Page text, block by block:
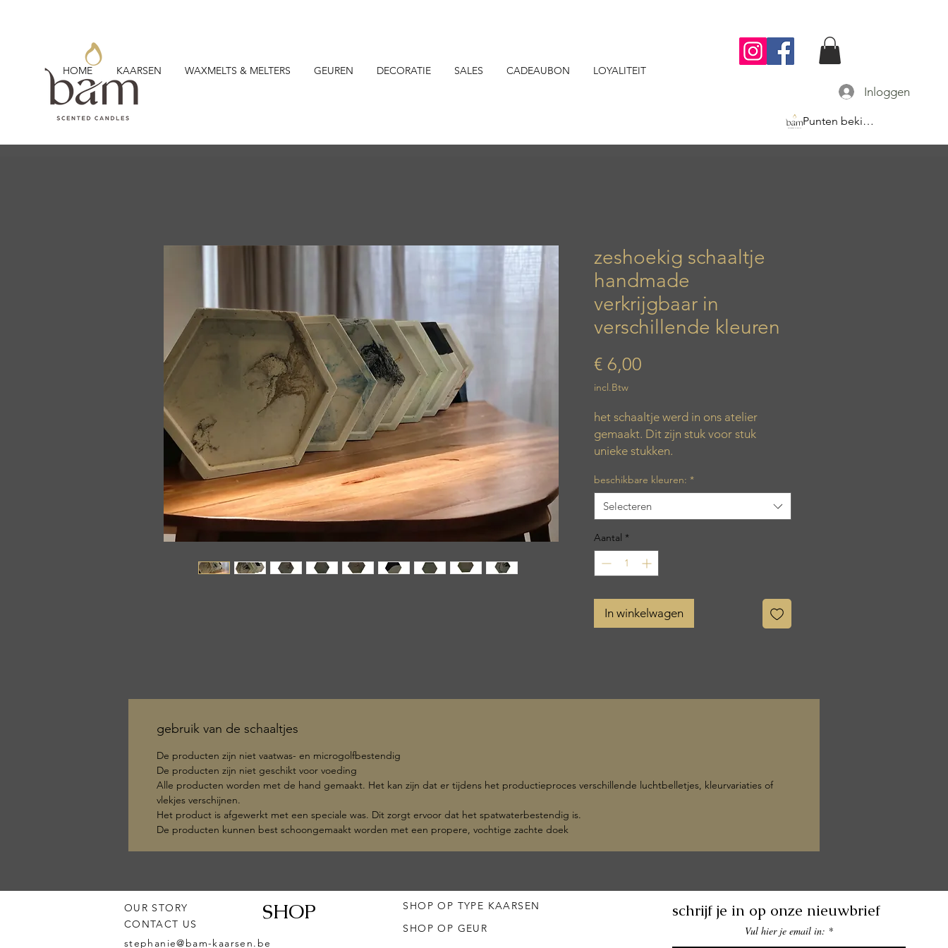
HOME KAARSEN WAXMELTS & MELTERS GEUREN DECORATIE SALES CADEAUBON LOYALITEIT
Inloggen
Punten bekijken
zeshoekig schaaltje
handmade
verkrijgbaar in
verschillende kleuren
€ 6,00
incl.Btw
het schaaltje werd in ons atelier
gemaakt. Dit zijn stuk voor stuk
unieke stukken.
beschikbare kleuren: *
Selecteren
Aantal *
In winkelwagen
gebruik van de schaaltjes
De producten zijn niet vaatwas- en microgolfbestendig
De producten zijn niet geschikt voor voeding
Alle producten worden met de hand gemaakt. Het kan zijn dat er tijdens het productieproces verschillende luchtbelletjes, kleurvariaties of
vlekjes verschijnen.
Het product is afgewerkt met een speciale was. Dit zorgt ervoor dat het spatwaterbestendig is.
De producten kunnen best schoongemaakt worden met een propere, vochtige zachte doek
OUR STORY
CONTACT US
stephanie@bam-kaarsen.be
SHOP
SHOP OP TYPE KAARSEN
SHOP OP GEUR
schrijf je in op onze nieuwbrief
Vul hier je email in: